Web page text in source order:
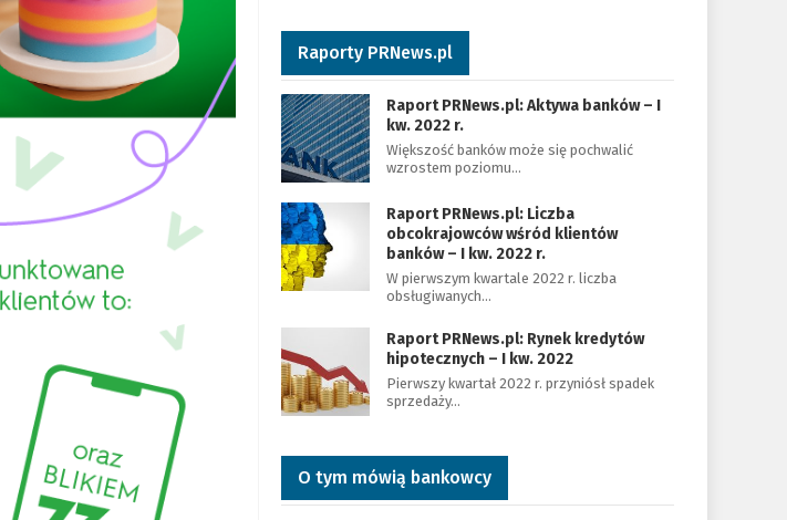
Raporty PRNews.pl
Raport PRNews.pl: Aktywa banków – I
kw. 2022 r.
Większość banków może się pochwalić
wzrostem poziomu…
Raport PRNews.pl: Liczba
obcokrajowców wśród klientów
banków – I kw. 2022 r.
W pierwszym kwartale 2022 r. liczba
obsługiwanych…
Raport PRNews.pl: Rynek kredytów
hipotecznych – I kw. 2022
Pierwszy kwartał 2022 r. przyniósł spadek
sprzedaży…
O tym mówią bankowcy